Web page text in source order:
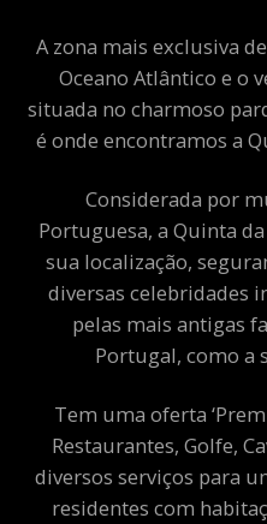
A zona mais exclusiva
Oceano Atlântico e o
situada no charmoso
é onde encontramos a
Considerada por
Portuguesa, a Quinta
sua localização,
diversas celebridades
pelas mais antigas
Portugal, como a
Tem uma oferta
Restaurantes, Golfe,
diversos serviços para
residentes com